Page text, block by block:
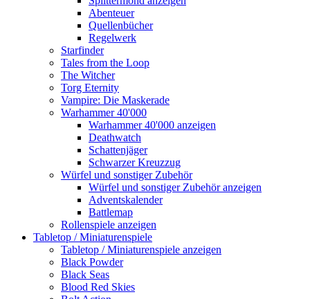
Abenteuer
Quellenbücher
Regelwerk
Starfinder
Tales from the Loop
The Witcher
Torg Eternity
Vampire: Die Maskerade
Warhammer 40'000
Warhammer 40'000 anzeigen
Deathwatch
Schattenjäger
Schwarzer Kreuzzug
Würfel und sonstiger Zubehör
Würfel und sonstiger Zubehör anzeigen
Adventskalender
Battlemap
Rollenspiele anzeigen
Tabletop / Miniaturenspiele
Tabletop / Miniaturenspiele anzeigen
Black Powder
Black Seas
Blood Red Skies